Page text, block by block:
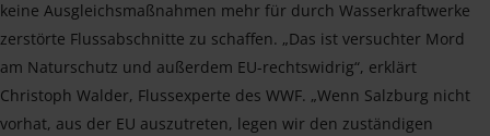
keine Ausgleichsmaßnahmen mehr für durch Wasserkraftwerke
zerstörte Flussabschnitte zu schaffen. „Das ist versuchter Mord
am Naturschutz und außerdem EU-rechtswidrig“, erklärt
Christoph Walder, Flussexperte des WWF. „Wenn Salzburg nicht
vorhat, aus der EU auszutreten, legen wir den zuständigen